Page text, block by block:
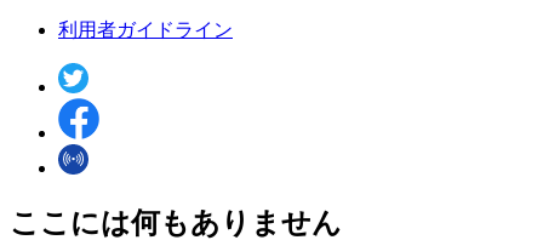
利用者ガイドライン
ここには何もありません